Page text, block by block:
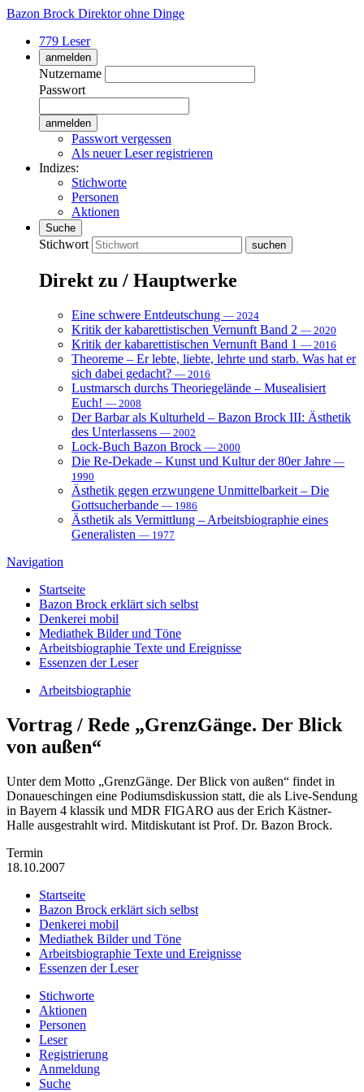
Bazon Brock Direktor ohne Dinge
779 Leser
anmelden
Nutzername
Passwort
Passwort vergessen
Als neuer Leser registrieren
Indizes:
Stichworte
Personen
Aktionen
Suche
Stichwort
Direkt zu / Hauptwerke
Eine schwere Entdeutschung — 2024
Kritik der kabarettistischen Vernunft Band 2 — 2020
Kritik der kabarettistischen Vernunft Band 1 — 2016
Theoreme – Er lebte, liebte, lehrte und starb. Was hat er
sich dabei gedacht? — 2016
Lustmarsch durchs Theoriegelände – Musealisiert
Euch! — 2008
Der Barbar als Kulturheld – Bazon Brock III: Ästhetik
des Unterlassens — 2002
Lock-Buch Bazon Brock — 2000
Die Re-Dekade – Kunst und Kultur der 80er Jahre —
1990
Ästhetik gegen erzwungene Unmittelbarkeit – Die
Gottsucherbande — 1986
Ästhetik als Vermittlung – Arbeitsbiographie eines
Generalisten — 1977
Navigation
Startseite
Bazon Brock erklärt sich selbst
Denkerei mobil
Mediathek Bilder und Töne
Arbeitsbiographie Texte und Ereignisse
Essenzen der Leser
Arbeitsbiographie
Vortrag / Rede „GrenzGänge. Der Blick
von außen“
Unter dem Motto „GrenzGänge. Der Blick von außen“ findet in
Donaueschingen eine Podiumsdiskussion statt, die als Live-Sendung
in Bayern 4 klassik und MDR FIGARO aus der Erich Kästner-
Halle ausgestrahlt wird. Mitdiskutant ist Prof. Dr. Bazon Brock.
Termin
18.10.2007
Startseite
Bazon Brock erklärt sich selbst
Denkerei mobil
Mediathek Bilder und Töne
Arbeitsbiographie Texte und Ereignisse
Essenzen der Leser
Stichworte
Aktionen
Personen
Leser
Registrierung
Anmeldung
Suche